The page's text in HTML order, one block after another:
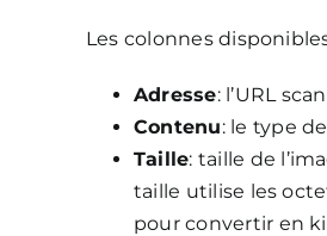
Les colonnes
Adresse: l’URL
Contenu: le type
Taille: taille de
taille utilise les
pour convertir en